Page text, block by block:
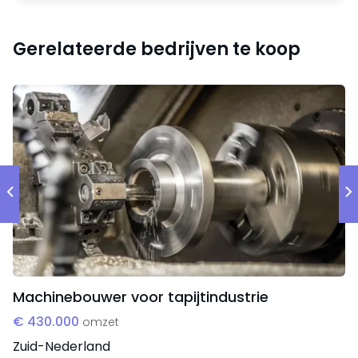
Organisatie & huisvesting
Twee vennoten. Pand is gehuurd met telkens een
verlenging van 2 jaar.
Gerelateerde bedrijven te koop
Machinebouwer voor tapijtindustrie
€ 430.000 omzet
Zuid-Nederland